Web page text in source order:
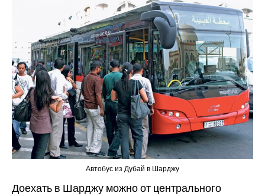
Автобус из Дубай в Шарджу
Доехать в Шарджу можно от центрального